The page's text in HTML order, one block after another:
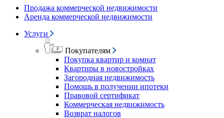
Продажа коммерческой недвижимости
Аренда коммерческой недвижимости
Услуги
Покупателям
Покупка квартир и комнат
Квартиры в новостройках
Загородная недвижимость
Помощь в получении ипотеки
Правовой сертификат
Коммерческая недвижимость
Возврат налогов